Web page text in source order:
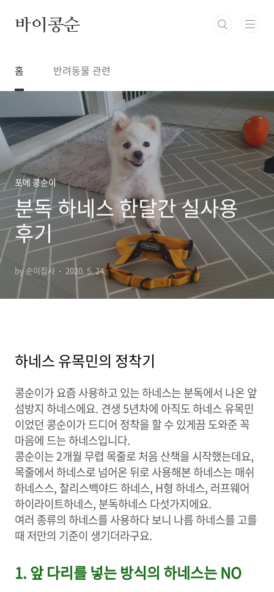
바이콩순
홈 반려동물 관련
포메 콩순이
분독 하네스 한달간 실사용
후기
by 순이집사 2020. 5. 24.
하네스 유목민의 정착기
콩순이가 요즘 사용하고 있는 하네스는 분독에서 나온 앞
섬방지 하네스에요. 견생 5년차에 아직도 하네스 유목민
이었던 콩순이가 드디어 정착을 할 수 있게끔 도와준 꼭
마음에 드는 하네스입니다.
콩순이는 2개월 무렵 목줄로 처음 산책을 시작했는데요,
목줄에서 하네스로 넘어온 뒤로 사용해본 하네스는 매쉬
하네스스, 찰리스백야드 하네스, H형 하네스, 러프웨어
하이라이트하네스, 분독하네스 다섯가지에요.
여러 종류의 하네스를 사용하다 보니 나름 하네스를 고를
때 저만의 기준이 생기더라구요.
1. 앞 다리를 넣는 방식의 하네스는 NO